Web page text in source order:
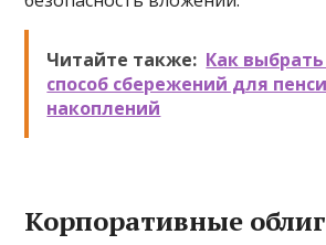
Читайте также: Как
способ сбережений для
накоплений
Корпоративные